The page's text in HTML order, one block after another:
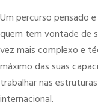
Um percurso pensado
quem tem vontade de
vez mais complexo e
máximo das suas
trabalhar nas
internacional.